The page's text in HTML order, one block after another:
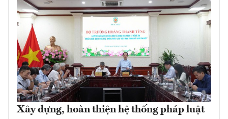
Xây dựng, hoàn thiện hệ thống pháp luật